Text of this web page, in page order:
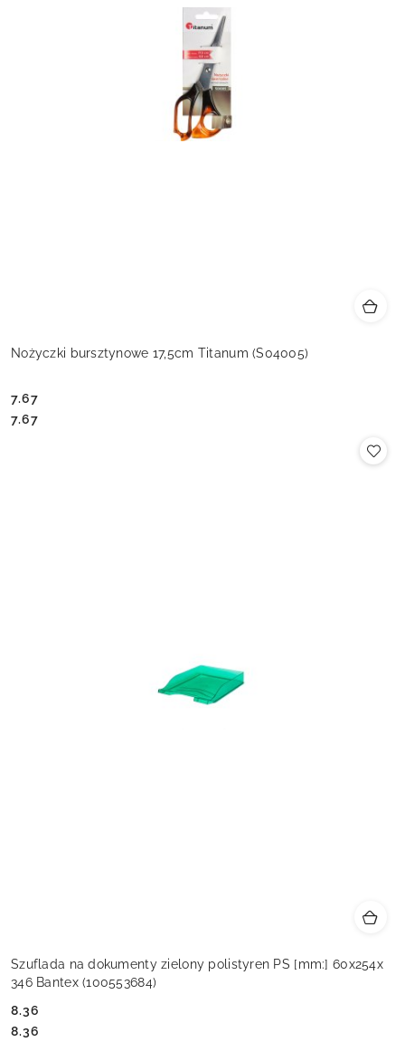
Nożyczki bursztynowe 17,5cm Titanum (S04005)
Cena:
7.67
Cena:
7.67
Szuflada na dokumenty zielony polistyren PS [mm:] 60x254x
346 Bantex (100553684)
Cena:
8.36
Cena:
8.36